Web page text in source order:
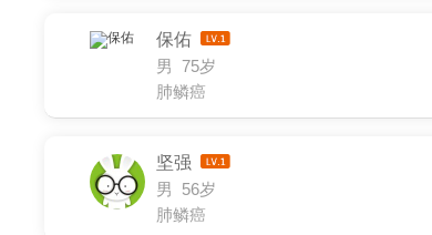
保佑
男 75岁
肺鳞癌
坚强
男 56岁
肺鳞癌